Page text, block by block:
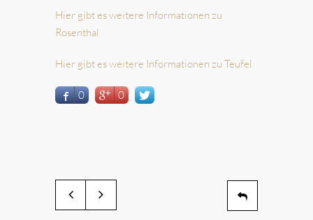
Hier gibt es weitere Informationen zu
Rosenthal
Hier gibt es weitere Informationen zu Teufel
0 0